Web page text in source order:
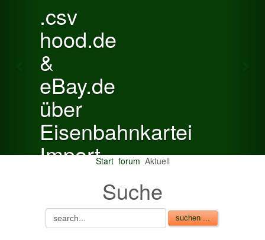
.csv
hood.de
&
eBay.de
über
Eisenbahnkartei
Import
Verkaufsbetrag an
Gebühren je Inserat
Artikel
Start forum Aktuell
Suche